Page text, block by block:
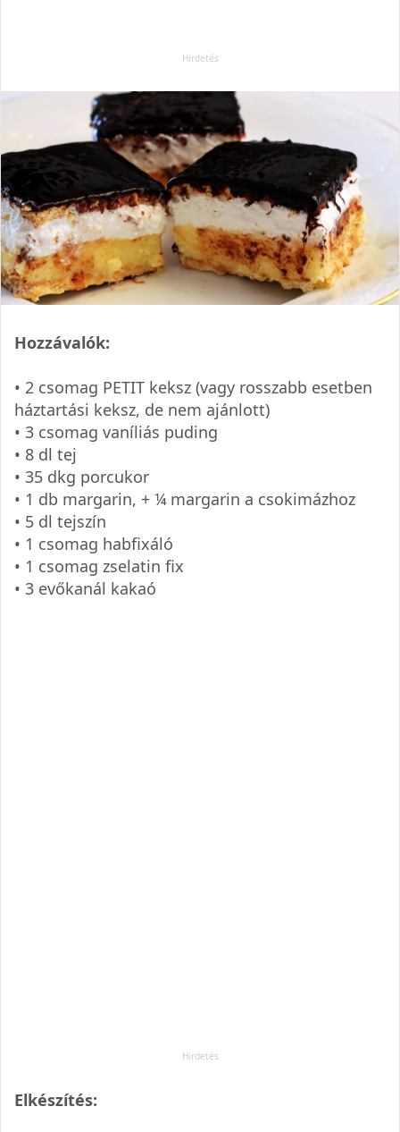
Hozzávalók:
• 2 csomag PETIT keksz (vagy rosszabb esetben
háztartási keksz, de nem ajánlott)
• 3 csomag vaníliás puding
• 8 dl tej
• 35 dkg porcukor
• 1 db margarin, + ¼ margarin a csokimázhoz
• 5 dl tejszín
• 1 csomag habfixáló
• 1 csomag zselatin fix
• 3 evőkanál kakaó
Elkészítés: